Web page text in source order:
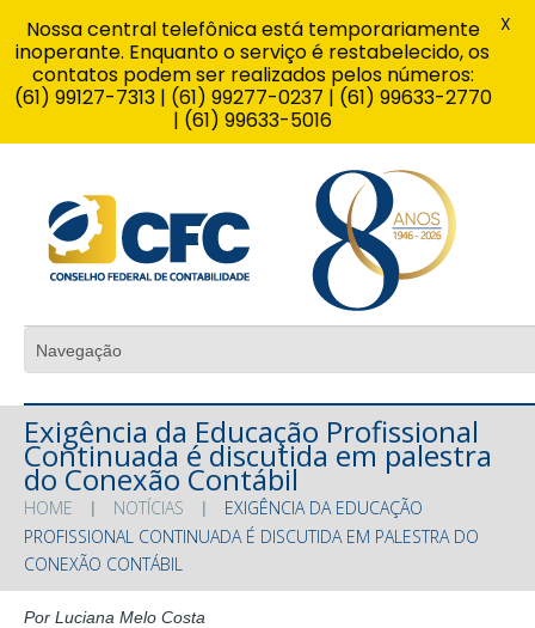
Exigência da Educação Profissional
Continuada é discutida em palestra
do Conexão Contábil
HOME NOTÍCIAS
EXIGÊNCIA DA EDUCAÇÃO
PROFISSIONAL CONTINUADA É DISCUTIDA EM PALESTRA DO
CONEXÃO CONTÁBIL
Por Luciana Melo Costa
Nossa central telefônica está temporariamente
inoperante. Enquanto o serviço é restabelecido, os
contatos podem ser realizados pelos números:
(61) 99127-7313 | (61) 99277-0237 | (61) 99633-2770
| (61) 99633-5016
X